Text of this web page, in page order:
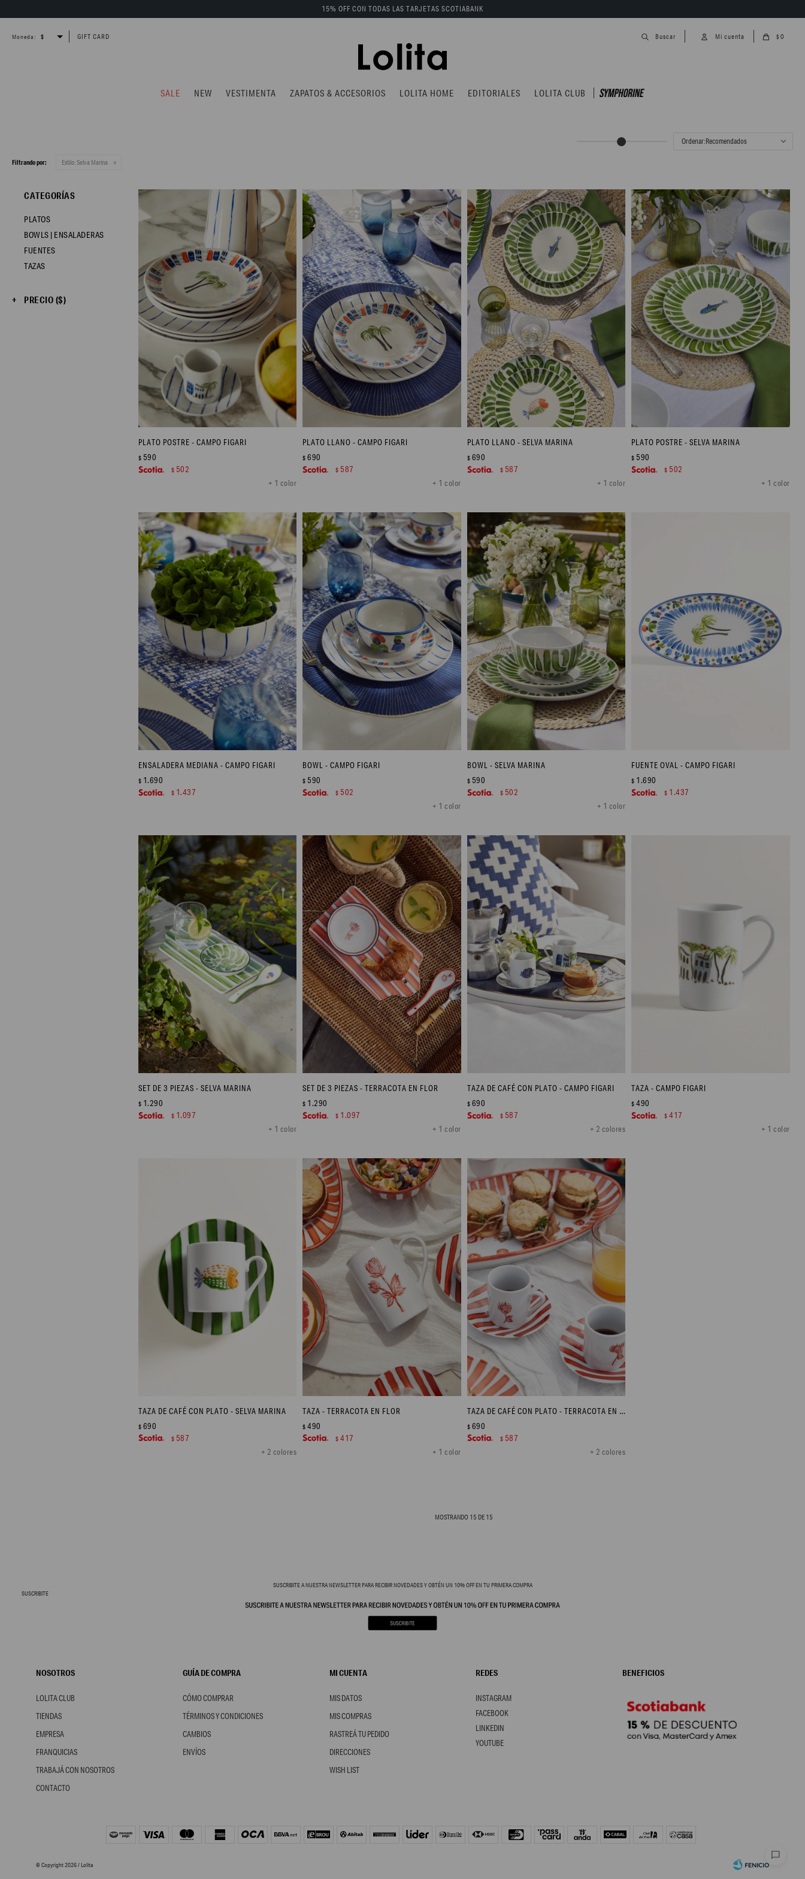
SALE NEW VESTIMENTA ZAPATOS & ACCESORIOS LOLITA HOME EDITORIALES LOLITA CLUB
$ 0
15% OFF CON TODAS LAS TARJETAS SCOTIABANK
Moneda: GIFT CARD
Recomendados
Filtrando por: Estilo:Selva Marina
PLATO POSTRE - CAMPO FIGARI
+ 1 color
$ 590
$ 502
PLATO LLANO - CAMPO FIGARI
+ 1 color
$ 690
$ 587
PLATO LLANO - SELVA MARINA
+ 1 color
$ 690
$ 587
PLATO POSTRE - SELVA MARINA
+ 1 color
$ 590
$ 502
ENSALADERA MEDIANA - CAMPO FIGARI
$ 1.690
$ 1.437
BOWL - CAMPO FIGARI
+ 1 color
$ 590
$ 502
BOWL - SELVA MARINA
+ 1 color
$ 590
$ 502
FUENTE OVAL - CAMPO FIGARI
$ 1.690
$ 1.437
SET DE 3 PIEZAS - SELVA MARINA
+ 1 color
$ 1.290
$ 1.097
SET DE 3 PIEZAS - TERRACOTA EN FLOR
+ 1 color
$ 1.290
$ 1.097
TAZA DE CAFÉ CON PLATO - CAMPO FIGARI
+ 2 colores
$ 690
$ 587
TAZA - CAMPO FIGARI
+ 1 color
$ 490
$ 417
TAZA DE CAFÉ CON PLATO - SELVA MARINA
+ 2 colores
$ 690
$ 587
TAZA - TERRACOTA EN FLOR
+ 1 color
$ 490
$ 417
TAZA DE CAFÉ CON PLATO - TERRACOTA EN FLOR
+ 2 colores
$ 690
$ 587
MOSTRANDO 15 DE 15
CATEGORÍAS
PLATOS
BOWLS | ENSALADERAS
FUENTES
TAZAS
PRECIO ($)
SUSCRIBITE A NUESTRA NEWSLETTER PARA RECIBIR NOVEDADES Y OBTÉN UN 10% OFF EN TU PRIMERA COMPRA
SUSCRIBITE
NOSOTROS
LOLITA CLUB
TIENDAS
EMPRESA
FRANQUICIAS
TRABAJÁ CON NOSOTROS
CONTACTO
GUÍA DE COMPRA
CÓMO COMPRAR
TÉRMINOS Y CONDICIONES
CAMBIOS
ENVÍOS
MI CUENTA
MIS DATOS
MIS COMPRAS
RASTREÁ TU PEDIDO
DIRECCIONES
WISH LIST
REDES
FACEBOOK
YOUTUBE
INSTAGRAM
LINKEDIN
BENEFICIOS
© Copyright 2026 / Lolita
chat_bubble